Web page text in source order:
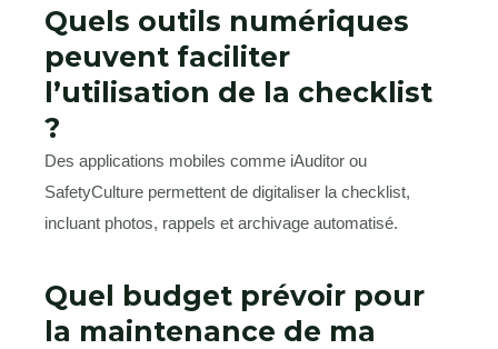
Quels outils numériques
peuvent faciliter
l’utilisation de la checklist
?
Des applications mobiles comme iAuditor ou
SafetyCulture permettent de digitaliser la checklist,
incluant photos, rappels et archivage automatisé.
Quel budget prévoir pour
la maintenance de ma